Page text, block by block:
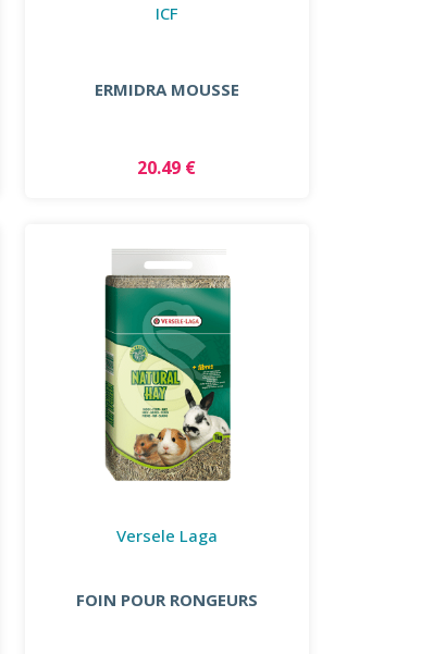
ICF
ERMIDRA MOUSSE
20.49 €
Versele Laga
FOIN POUR RONGEURS